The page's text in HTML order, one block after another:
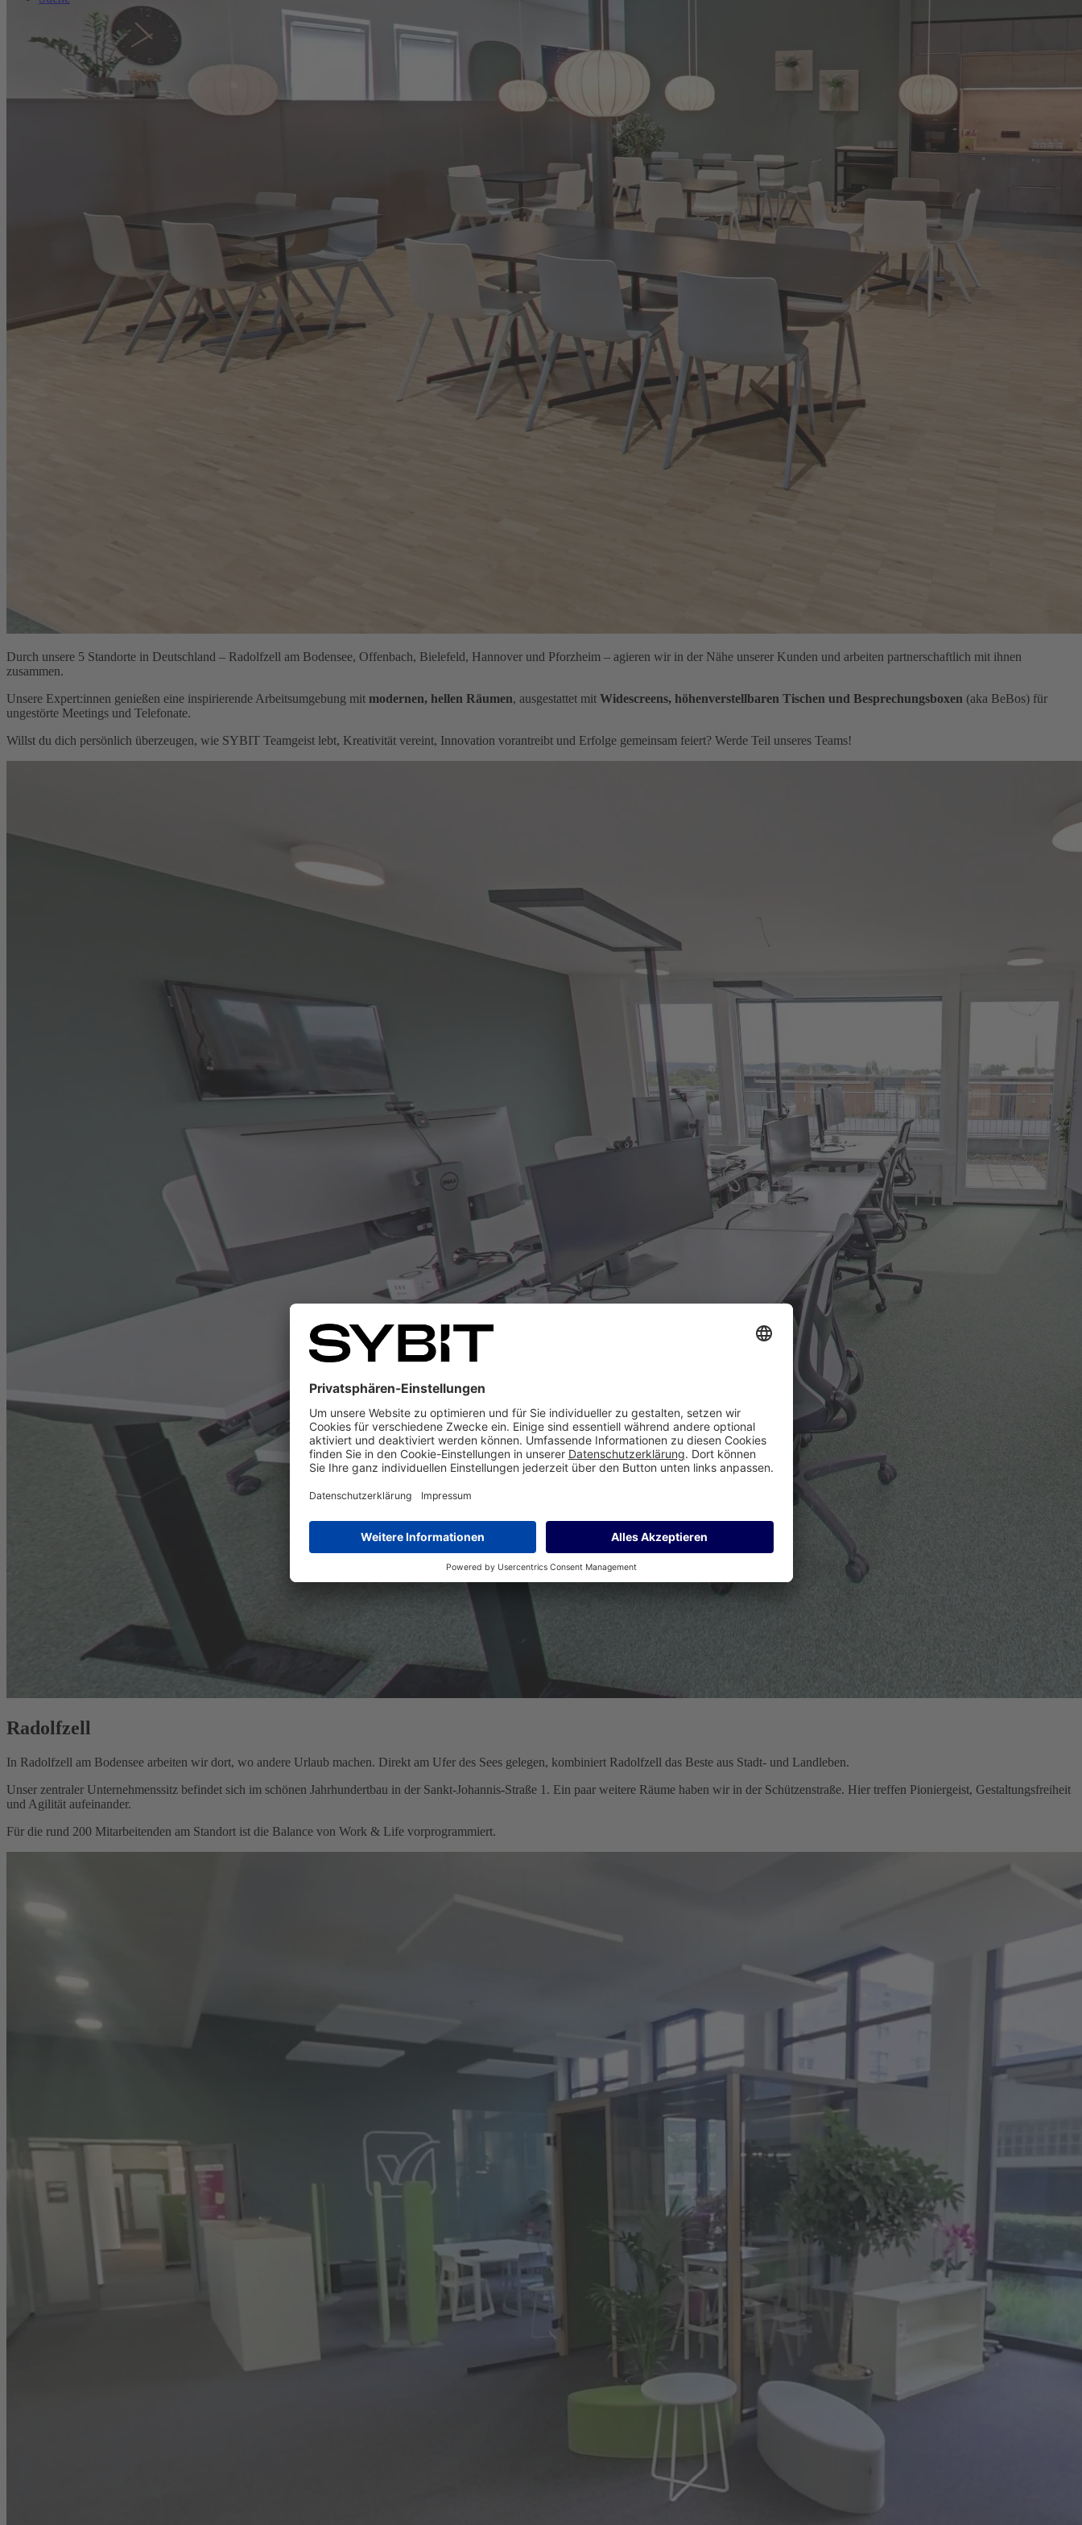
Durch unsere 5 Standorte in Deutschland – Radolfzell am Bodensee, Offenbach, Bielefeld, Hannover und Pforzheim – agieren wir in der Nähe unserer Kunden und arbeiten partnerschaftlich mit ihnen
zusammen.
Unsere Expert:innen genießen eine inspirierende Arbeitsumgebung mit modernen, hellen Räumen, ausgestattet mit Widescreens, höhenverstellbaren Tischen und Besprechungsboxen (aka BeBos) für
ungestörte Meetings und Telefonate.
Willst du dich persönlich überzeugen, wie SYBIT Teamgeist lebt, Kreativität vereint, Innovation vorantreibt und Erfolge gemeinsam feiert? Werde Teil unseres Teams!
Radolfzell
In Radolfzell am Bodensee arbeiten wir dort, wo andere Urlaub machen. Direkt am Ufer des Sees gelegen, kombiniert Radolfzell das Beste aus Stadt- und Landleben.
Unser zentraler Unternehmenssitz befindet sich im schönen Jahrhundertbau in der Sankt-Johannis-Straße 1. Ein paar weitere Räume haben wir in der Schützenstraße. Hier treffen Pioniergeist, Gestaltungsfreiheit
und Agilität aufeinander.
Für die rund 200 Mitarbeitenden am Standort ist die Balance von Work & Life vorprogrammiert.